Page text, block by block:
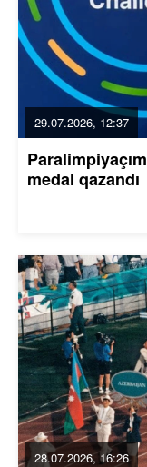
29.07.2026, 12:37
medal qazandı
28.07.2026, 16:26